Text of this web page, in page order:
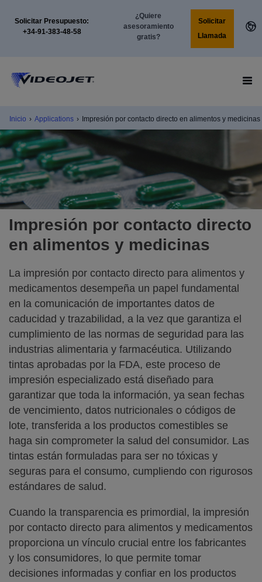
Solicitar Presupuesto:
+34-91-383-48-58
¿Quiere
asesoramiento
gratis?
Solicitar
Llamada
Inicio › Applications › Impresión por contacto directo en alimentos y medicinas
Impresión por contacto directo
en alimentos y medicinas
La impresión por contacto directo para alimentos y
medicamentos desempeña un papel fundamental
en la comunicación de importantes datos de
caducidad y trazabilidad, a la vez que garantiza el
cumplimiento de las normas de seguridad para las
industrias alimentaria y farmacéutica. Utilizando
tintas aprobadas por la FDA, este proceso de
impresión especializado está diseñado para
garantizar que toda la información, ya sean fechas
de vencimiento, datos nutricionales o códigos de
lote, transferida a los productos comestibles se
haga sin comprometer la salud del consumidor. Las
tintas están formuladas para ser no tóxicas y
seguras para el consumo, cumpliendo con rigurosos
estándares de salud.
Cuando la transparencia es primordial, la impresión
por contacto directo para alimentos y medicamentos
proporciona un vínculo crucial entre los fabricantes
y los consumidores, lo que permite tomar
decisiones informadas y confiar en los productos